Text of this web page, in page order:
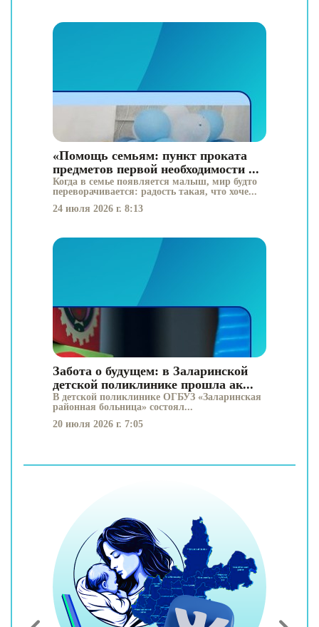
«Помощь семьям: пункт проката
предметов первой необходимости ...
Когда в семье появляется малыш, мир будто
переворачивается: радость такая, что хоче...
24 июля 2026 г. 8:13
Забота о будущем: в Заларинской
детской поликлинике прошла ак...
В детской поликлинике ОГБУЗ «Заларинская
районная больница» состоял...
20 июля 2026 г. 7:05